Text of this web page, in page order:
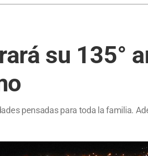
su 135°
pensadas para toda la familia.